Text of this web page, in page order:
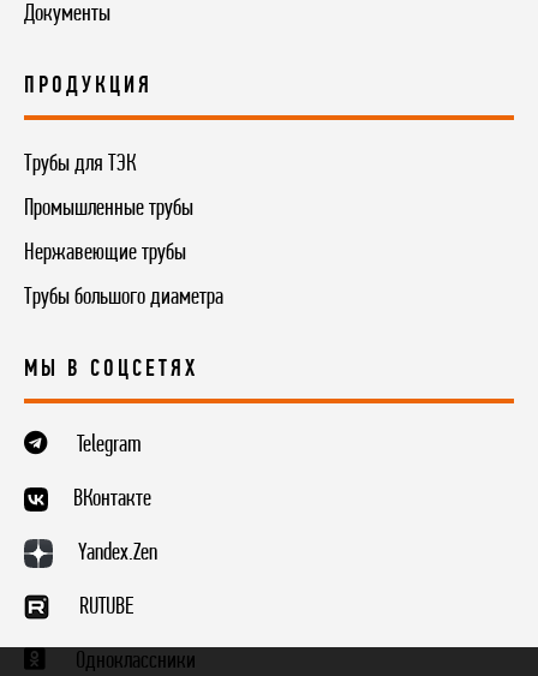
Документы
ПРОДУКЦИЯ
Трубы для ТЭК
Промышленные трубы
Нержавеющие трубы
Трубы большого диаметра
МЫ В СОЦСЕТЯХ
Telegram
ВКонтакте
Yandex.Zen
RUTUBE
Одноклассники